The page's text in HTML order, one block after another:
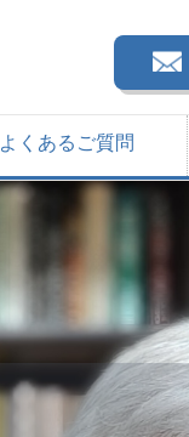
よくあるご質問